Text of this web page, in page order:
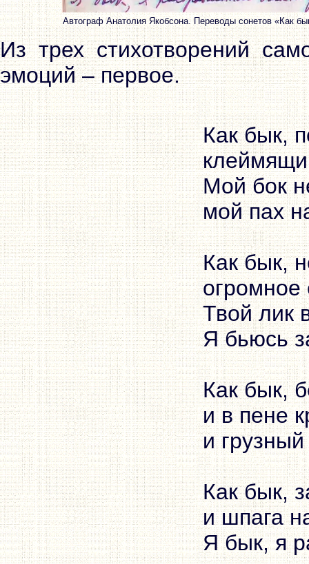
Автограф Анатолия Якобсона. Переводы сонетов «Как
Из трех стихотворений
эмоций – первое.
Как бык,
Мой бок
мой пах
Как бык,
огромное
Твой лик
Я бьюсь
Как бык,
и в пене
и
Как бык,
и шпага